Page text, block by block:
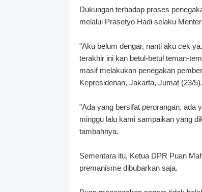
Dukungan terhadap proses
melalui Prasetyo Hadi selaku
"Aku belum dengar, nanti aku cek
terakhir ini kan betul-betul teman-
masif melakukan penegakan
Kepresidenan, Jakarta, Jumat (23/5).
"Ada yang bersifat perorangan, ada
minggu lalu kami sampaikan yang
tambahnya.
Sementara itu, Ketua DPR Puan
premanisme dibubarkan saja.